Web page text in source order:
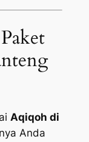
Aqiqoh di
Anda